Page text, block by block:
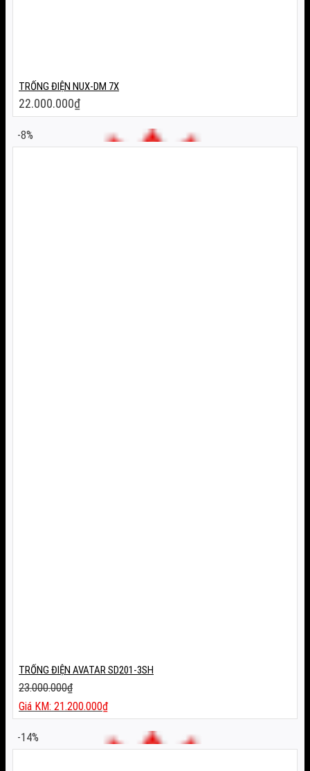
TRỐNG ĐIỆN NUX-DM 7X
22.000.000₫
-8%
TRỐNG ĐIỆN AVATAR SD201-3SH
23.000.000₫
Giá
gốc
là:
23.000.000₫.
21.200.000₫
Giá
hiện
tại
-14%